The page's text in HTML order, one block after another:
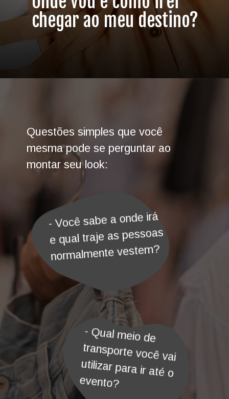
chegar ao meu destino?
Questões simples que você
mesma pode se perguntar ao
montar seu look:
- Você sabe a onde irá
e qual traje as pessoas
normalmente vestem?
- Qual meio de
transporte você vai
utilizar para ir até o
evento?